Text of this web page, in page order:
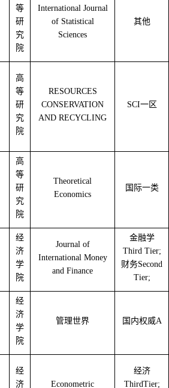
等
研
究
院
International Journal
of Statistical
Sciences
其他
高
等
研
究
院
RESOURCES
CONSERVATION
AND RECYCLING
SCI一区
高
等
研
究
院
Theoretical
Economics
国际一类
经
济
学
院
Journal of
International Money
and Finance
金融学
Third Tier;
财务Second
Tier;
经
济
学
院
管理世界 国内权威A
经
济
Econometric
经济
ThirdTier;